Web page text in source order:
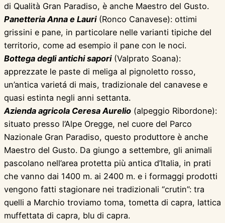
di Qualità Gran Paradiso, è anche Maestro del Gusto.
Panetteria Anna e Lauri(Ronco Canavese): ottimi
grissini e pane, in particolare nelle varianti tipiche del
territorio, come ad esempio il pane con le noci.
Bottega degli antichi sapori(Valprato Soana):
apprezzate le paste di meliga al pignoletto rosso,
un’antica varietá di mais, tradizionale del canavese e
quasi estinta negli anni settanta.
Azienda agricola Ceresa Aurelio (alpeggio Ribordone):
situato presso l’Alpe Oregge, nel cuore del Parco
Nazionale Gran Paradiso, questo produttore è anche
Maestro del Gusto. Da giungo a settembre, gli animali
pascolano nell’area protetta più antica d’Italia, in prati
che vanno dai 1400 m. ai 2400 m. e i formaggi prodotti
vengono fatti stagionare nei tradizionali “crutin”: tra
quelli a Marchio troviamo toma, tometta di capra, lattica
muffettata di capra, blu di capra.